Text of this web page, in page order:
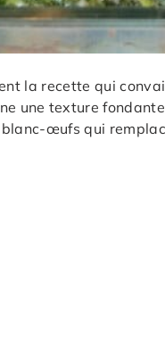
la recette qui
une texture
œufs qui